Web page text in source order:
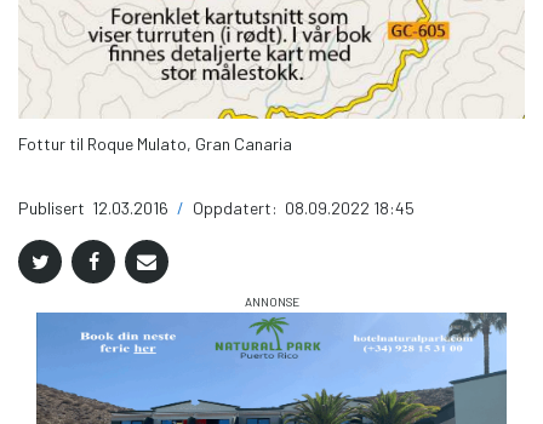
Fottur til Roque Mulato, Gran Canaria
Publisert 12.03.2016 / Oppdatert: 08.09.2022 18:45